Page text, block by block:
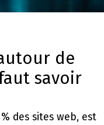
de
savoir
des sites web, est